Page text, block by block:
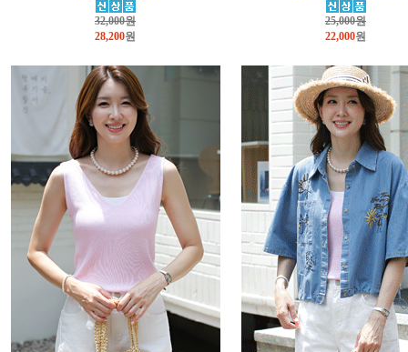
32,000원
28,200원
25,000원
22,000원